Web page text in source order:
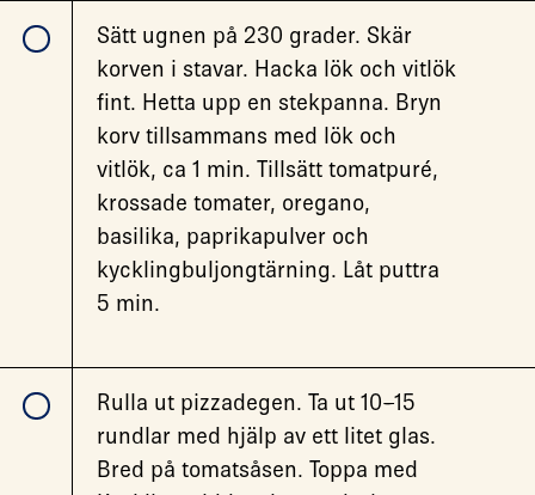
Sätt ugnen på 230 grader. Skär
korven i stavar. Hacka lök och vitlök
fint. Hetta upp en stekpanna. Bryn
korv tillsammans med lök och
vitlök, ca 1 min. Tillsätt tomatpuré,
krossade tomater, oregano,
basilika, paprikapulver och
kycklingbuljongtärning. Låt puttra
5 min.
Rulla ut pizzadegen. Ta ut 10–15
rundlar med hjälp av ett litet glas.
Bred på tomatsåsen. Toppa med